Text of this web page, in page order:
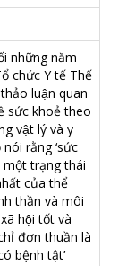
những năm
chức Y tế Thế
luận quan
sức khoẻ theo
vật lý và y
nói rằng ‘sức
một trạng thái
của thể
thần và môi
hội tốt và
đơn thuần là
bệnh tật’